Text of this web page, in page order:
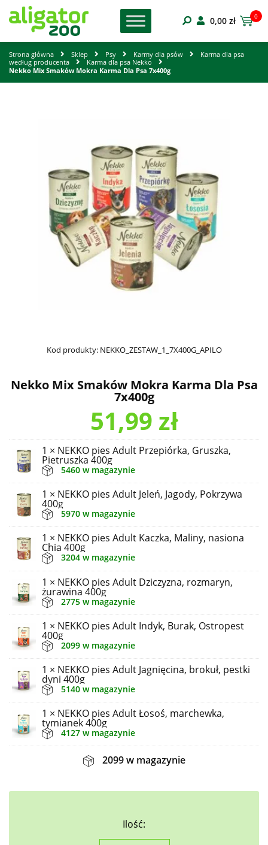
0,00 zł 0
Strona główna Sklep Psy Karmy dla psów
Karma dla psa
według producenta
Karma dla psa Nekko
Nekko Mix Smaków Mokra Karma Dla Psa 7x400g
Kod produkty: NEKKO_ZESTAW_1_7X400G_APILO
Nekko Mix Smaków Mokra Karma Dla Psa
7x400g
51,99 zł
1 × NEKKO pies Adult Przepiórka, Gruszka,
Pietruszka 400g
5460 w magazynie
1 × NEKKO pies Adult Jeleń, Jagody, Pokrzywa
400g
5970 w magazynie
1 × NEKKO pies Adult Kaczka, Maliny, nasiona
Chia 400g
3204 w magazynie
1 × NEKKO pies Adult Dziczyzna, rozmaryn,
żurawina 400g
2775 w magazynie
1 × NEKKO pies Adult Indyk, Burak, Ostropest
400g
2099 w magazynie
1 × NEKKO pies Adult Jagnięcina, brokuł, pestki
dyni 400g
5140 w magazynie
1 × NEKKO pies Adult Łosoś, marchewka,
tymianek 400g
4127 w magazynie
2099 w magazynie
Ilość: